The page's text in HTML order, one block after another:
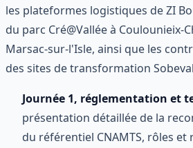
les plateformes logistiques de ZI
du parc Cré@Vallée à Coulounieix-
Marsac-sur-l'Isle, ainsi que les
des sites de transformation
Journée 1, réglementation et
présentation détaillée de la
du référentiel CNAMTS, rôles